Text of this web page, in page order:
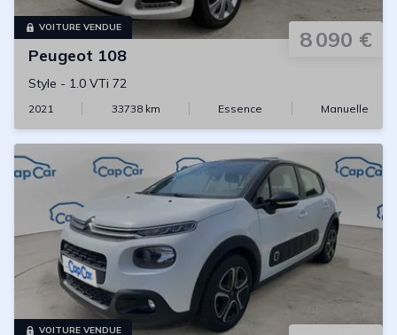
VOITURE VENDUE 8 090 €
Peugeot 108
Style - 1.0 VTi 72
2021 33738km Essence Manuelle
VOITURE VENDUE